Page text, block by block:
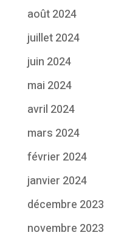
août 2024
juillet 2024
juin 2024
mai 2024
avril 2024
mars 2024
février 2024
janvier 2024
décembre 2023
novembre 2023